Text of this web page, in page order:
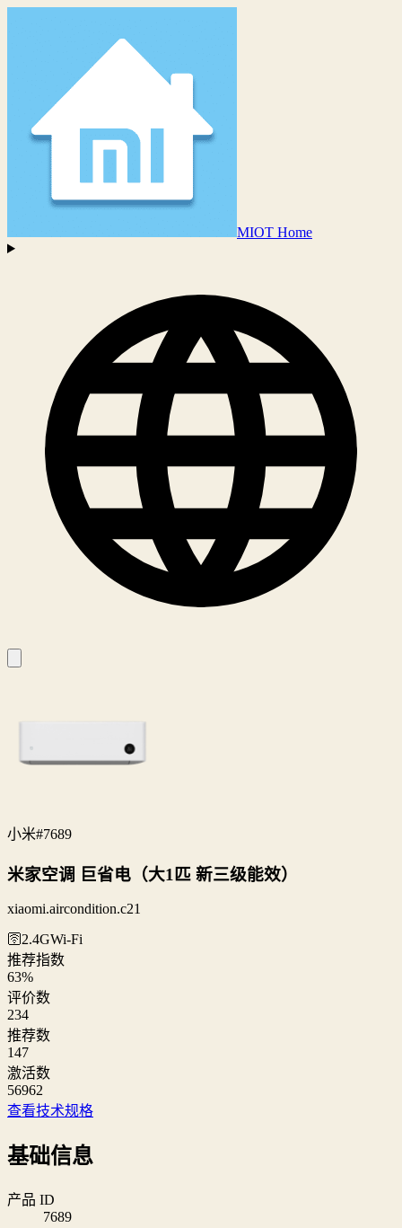
MIOT Home
小米#7689
米家空调 巨省电（大1匹 新三级能效）
xiaomi.aircondition.c21
🛜2.4GWi‑Fi
推荐指数
63%
评价数
234
推荐数
147
激活数
56962
查看技术规格
基础信息
产品 ID
7689